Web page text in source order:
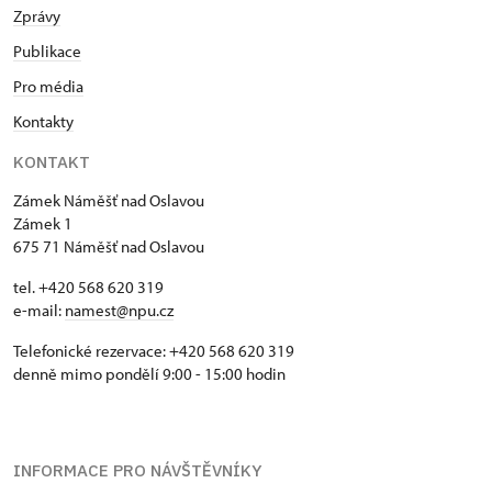
Zprávy
Publikace
Pro média
Kontakty
KONTAKT
Zámek Náměšť nad Oslavou
Zámek 1
675 71 Náměšť nad Oslavou
tel. +420 568 620 319
e-mail: namest@npu.cz
Telefonické rezervace: +420 568 620 319
denně mimo pondělí 9:00 - 15:00 hodin
INFORMACE PRO NÁVŠTĚVNÍKY